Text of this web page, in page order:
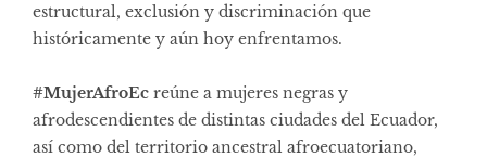
estructural, exclusión y discriminación que
históricamente y aún hoy enfrentamos.
#MujerAfroEc reúne a mujeres negras y
afrodescendientes de distintas ciudades del Ecuador,
así como del territorio ancestral afroecuatoriano,